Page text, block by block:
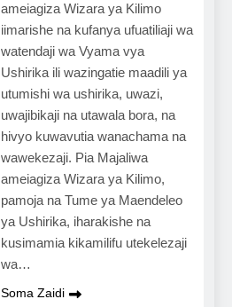
ameiagiza Wizara ya Kilimo
iimarishe na kufanya ufuatiliaji wa
watendaji wa Vyama vya
Ushirika ili wazingatie maadili ya
utumishi wa ushirika, uwazi,
uwajibikaji na utawala bora, na
hivyo kuwavutia wanachama na
wawekezaji. Pia Majaliwa
ameiagiza Wizara ya Kilimo,
pamoja na Tume ya Maendeleo
ya Ushirika, iharakishe na
kusimamia kikamilifu utekelezaji
wa…
Soma Zaidi